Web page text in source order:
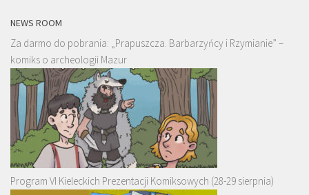
NEWS ROOM
Za darmo do pobrania: „Prapuszcza. Barbarzyńcy i Rzymianie” –
komiks o archeologii Mazur
Program VI Kieleckich Prezentacji Komiksowych (28-29 sierpnia)